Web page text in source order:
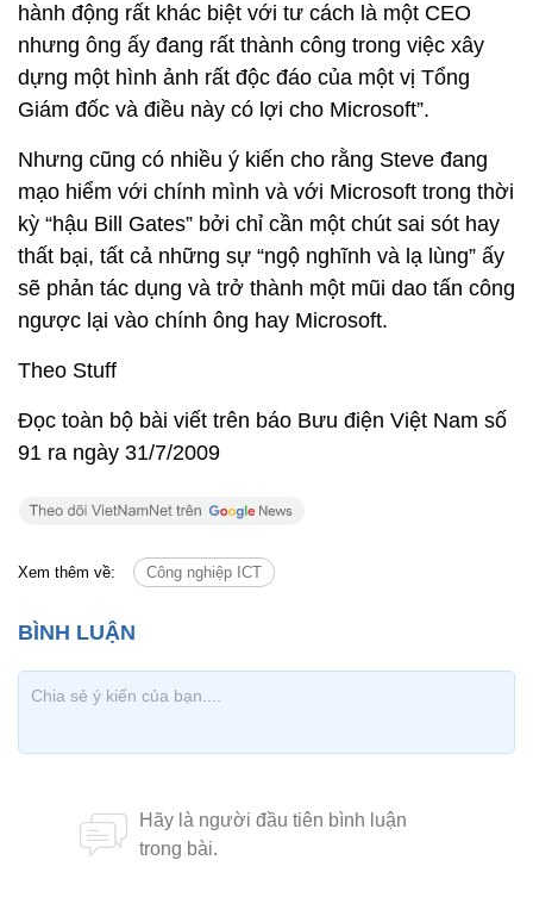
hành động rất khác biệt với tư cách là một CEO
nhưng ông ấy đang rất thành công trong việc xây
dựng một hình ảnh rất độc đáo của một vị Tổng
Giám đốc và điều này có lợi cho Microsoft”.
Nhưng cũng có nhiều ý kiến cho rằng Steve đang
mạo hiểm với chính mình và với Microsoft trong thời
kỳ “hậu Bill Gates” bởi chỉ cần một chút sai sót hay
thất bại, tất cả những sự “ngộ nghĩnh và lạ lùng” ấy
sẽ phản tác dụng và trở thành một mũi dao tấn công
ngược lại vào chính ông hay Microsoft.
Theo Stuff
Đọc toàn bộ bài viết trên báo Bưu điện Việt Nam số
91 ra ngày 31/7/2009
Xem thêm về: Công nghiệp ICT